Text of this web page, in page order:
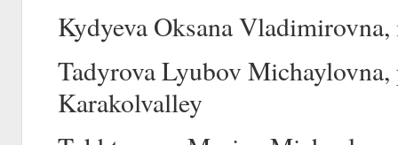
Kydyeva Oksana
Tadyrova Lyubov
Karakolvalley